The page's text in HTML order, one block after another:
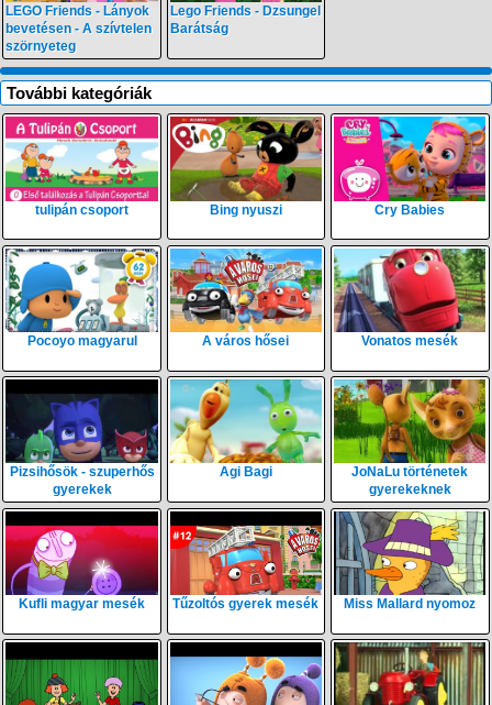
LEGO Friends - Lányok
bevetésen - A szívtelen
szörnyeteg
Lego Friends - Dzsungel
Barátság
További kategóriák
tulipán csoport Bing nyuszi Cry Babies
Pocoyo magyarul A város hősei Vonatos mesék
Pizsihősök - szuperhős
gyerekek
Agi Bagi
JoNaLu történetek
gyerekeknek
Kufli magyar mesék Tűzoltós gyerek mesék Miss Mallard nyomoz